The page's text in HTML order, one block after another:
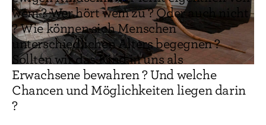
wem ? Wer hört wem zu ? Oder auch nicht
? Wie können sich Menschen
unterschiedlichen Alters begegnen ?
Sollten wir das Kind in uns als
Erwachsene bewahren ? Und welche
Chancen und Möglichkeiten liegen darin
?